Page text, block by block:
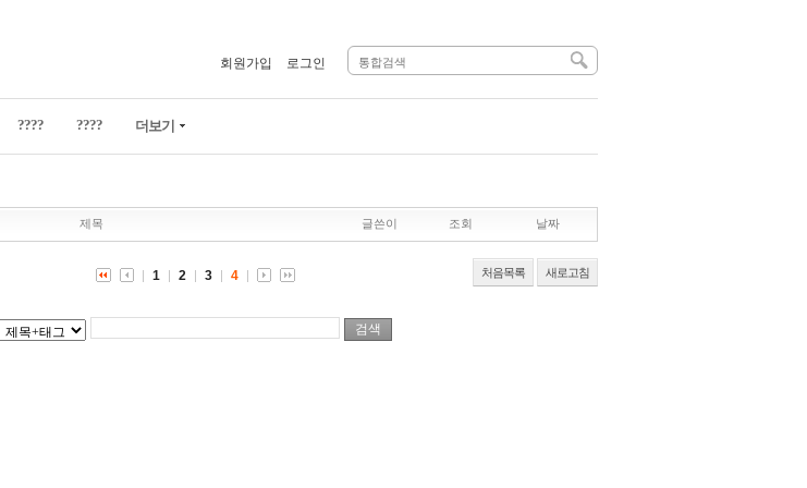
회원가입 로그인
???? ???? 더보기
제목 글쓴이 조회 날짜
처음목록 새로고침
1 2 3 4